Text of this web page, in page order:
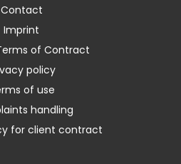
Contact
Imprint
of Contract
policy
of use
handling
for client contract